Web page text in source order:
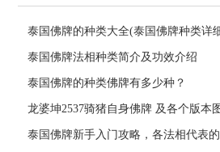
泰国佛牌的种类大全(泰国佛牌种类详
泰国佛牌法相种类简介及功效介绍
泰国佛牌的种类佛牌有多少种？
龙婆坤2537骑猪自身佛牌 及各个版本
泰国佛牌新手入门攻略，各法相代表